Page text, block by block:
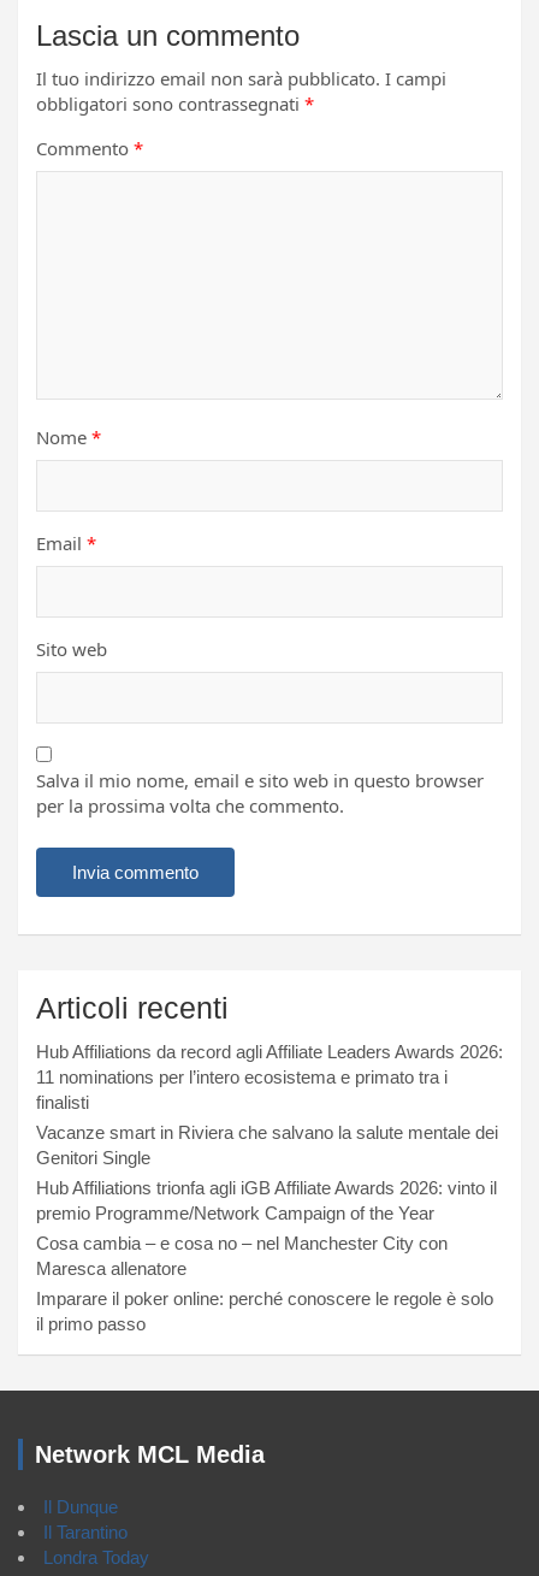
Lascia un commento
Il tuo indirizzo email non sarà pubblicato. I campi
obbligatori sono contrassegnati *
Commento *
Nome *
Email *
Sito web
Salva il mio nome, email e sito web in questo browser
per la prossima volta che commento.
Articoli recenti
Hub Affiliations da record agli Affiliate Leaders Awards 2026:
11 nominations per l’intero ecosistema e primato tra i
finalisti
Vacanze smart in Riviera che salvano la salute mentale dei
Genitori Single
Hub Affiliations trionfa agli iGB Affiliate Awards 2026: vinto il
premio Programme/Network Campaign of the Year
Cosa cambia – e cosa no – nel Manchester City con
Maresca allenatore
Imparare il poker online: perché conoscere le regole è solo
il primo passo
Network MCL Media
Il Dunque
Il Tarantino
Londra Today